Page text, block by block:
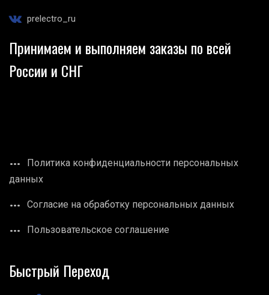
prelectro_ru
Принимаем и выполняем заказы по всей
России и СНГ
Политика конфиденциальности персональных
данных
Согласие на обработку персональных данных
Пользовательское соглашение
Быстрый Переход